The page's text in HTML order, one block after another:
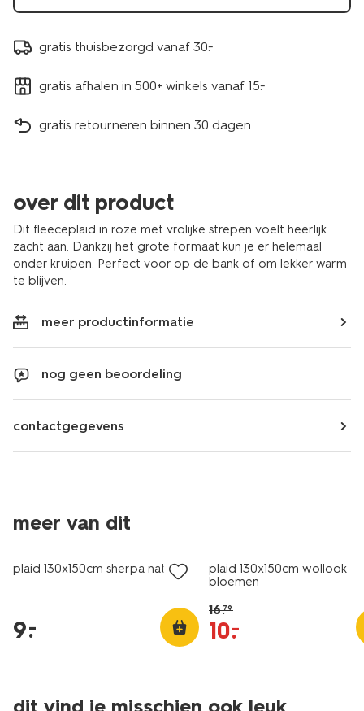
gratis thuisbezorgd vanaf 30.-
gratis afhalen in 500+ winkels vanaf 15.-
gratis retourneren binnen 30 dagen
over dit product
Dit fleeceplaid in roze met vrolijke strepen voelt heerlijk
zacht aan. Dankzij het grote formaat kun je er helemaal
onder kruipen. Perfect voor op de bank of om lekker warm
te blijven.
meer productinformatie
nog geen beoordeling
contactgegevens
meer van dit
laag geprijsd
plaid 130x150cm sherpa natural
9.
–
plaid 130x150cm wollook
bloemen
16.79
10.
–